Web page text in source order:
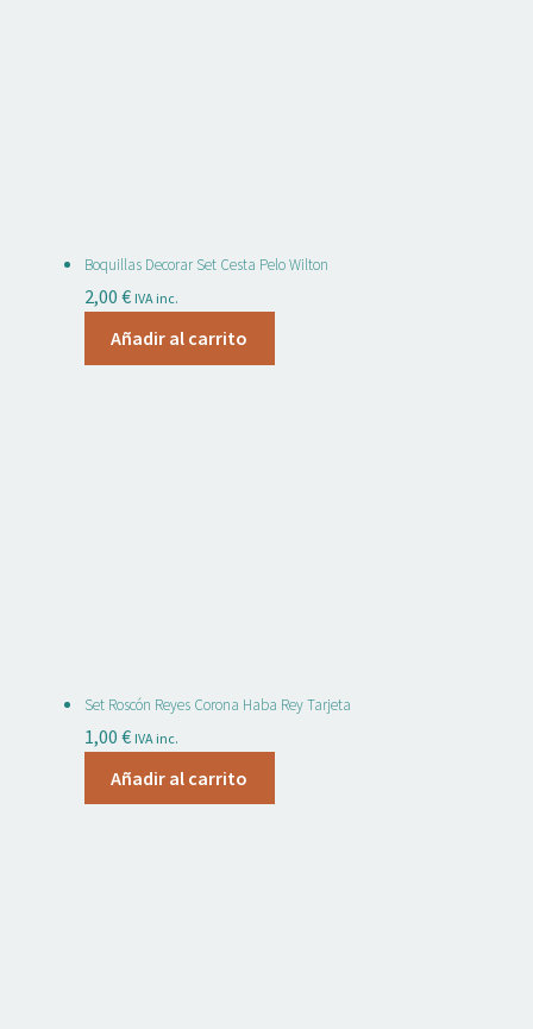
Boquillas Decorar Set Cesta Pelo Wilton
2,00 € IVA inc.
Añadir al carrito
Set Roscón Reyes Corona Haba Rey Tarjeta
1,00 € IVA inc.
Añadir al carrito